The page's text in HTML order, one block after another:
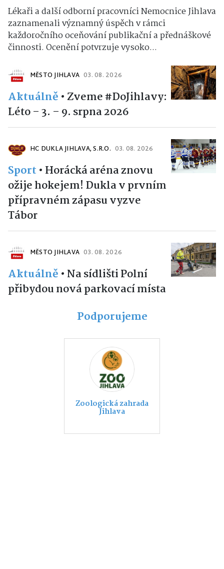
Lékaři a další odborní pracovníci Nemocnice Jihlava
zaznamenali významný úspěch v rámci
každoročního oceňování publikační a přednáškové
činnosti. Ocenění potvrzuje vysoko...
MĚSTO JIHLAVA 03. 08. 2026
Aktuálně • Zveme #DoJihlavy:
Léto – 3. – 9. srpna 2026
HC DUKLA JIHLAVA, S.R.O. 03. 08. 2026
Sport • Horácká aréna znovu
ožije hokejem! Dukla v prvním
přípravném zápasu vyzve
Tábor
MĚSTO JIHLAVA 03. 08. 2026
Aktuálně • Na sídlišti Polní
přibydou nová parkovací místa
Podporujeme
Zoologická zahrada
Jihlava